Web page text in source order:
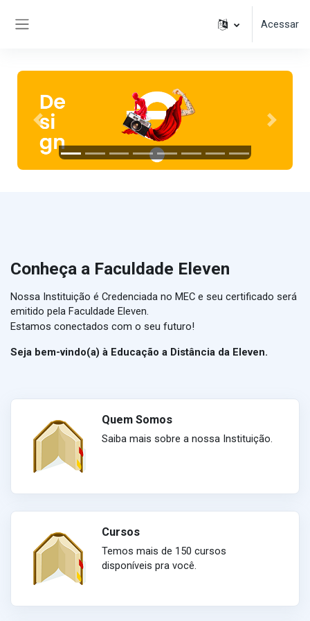
Acessar
Anterior Próximo
Conheça a Faculdade Eleven
Nossa Instituição é Credenciada no MEC e seu certificado será
emitido pela Faculdade Eleven.
Estamos conectados com o seu futuro!
Seja bem-vindo(a) à Educação a Distância da Eleven.
Quem Somos
Saiba mais sobre a nossa Instituição.
Cursos
Temos mais de 150 cursos
disponíveis pra você.